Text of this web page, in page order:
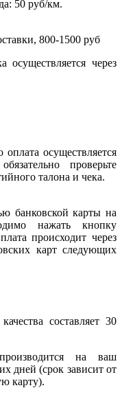
50 руб/км.
800-1500 руб
осуществляется через
оплата осуществляется
проверьте
талона и чека.
банковской карты на
нажать кнопку
происходит через
карт следующих
составляет 30
на ваш
дней (срок зависит от
карту).